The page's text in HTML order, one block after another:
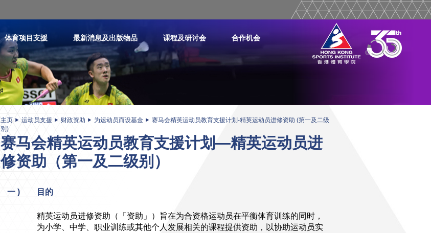
体育项目支援 最新消息及出版物品 课程及研讨会 合作机会
主页 运动员支援 财政资助 为运动员而设基金
赛马会精英运动员教育支援计划-精英运动员进修资助 (第一及二级
别)
赛马会精英运动员教育支援计划—精英运动员进
修资助（第一及二级别）
一 ) 目的
精英运动员进修资助（「资助」）旨在为合资格运动员在平衡体育训练的同时，
为小学、中学、职业训练或其他个人发展相关的课程提供资助，以协助运动员实